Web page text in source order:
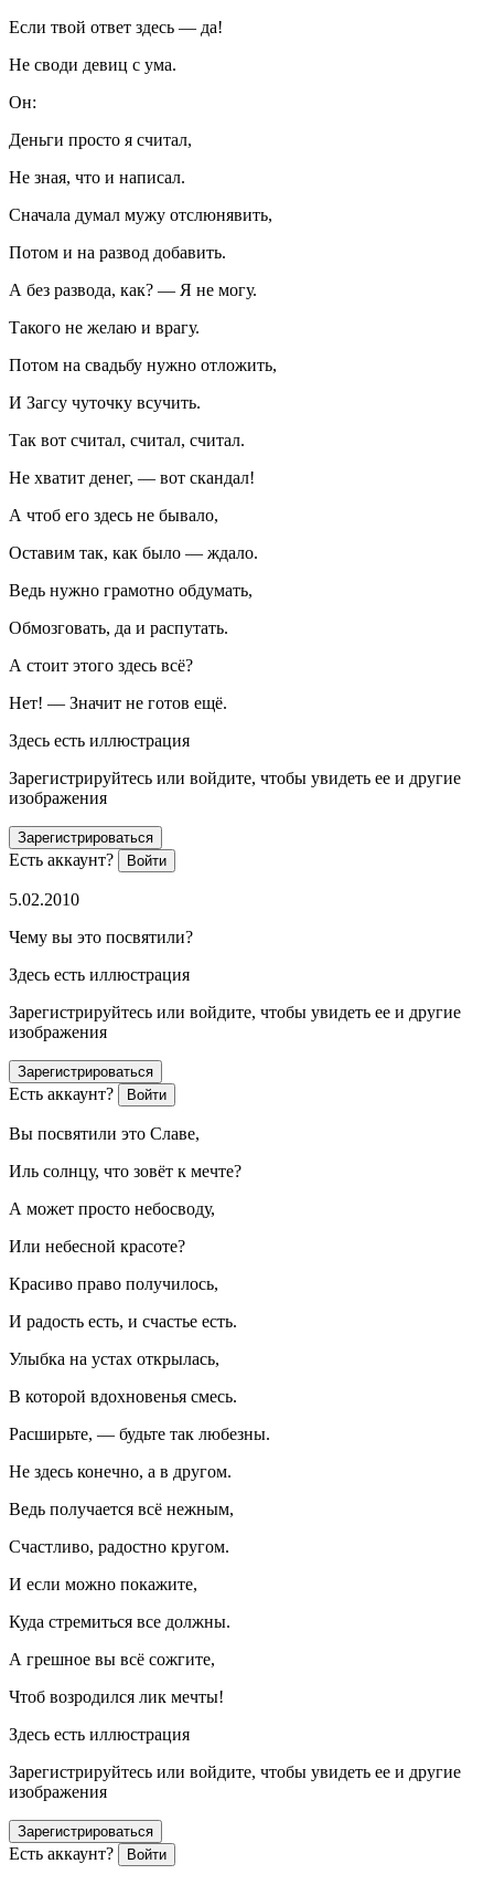
Если твой ответ здесь — да!
Не своди девиц с ума.
Он:
Деньги просто я считал,
Не зная, что и написал.
Сначала думал мужу отслюнявить,
Потом и на развод добавить.
А без развода, как? — Я не могу.
Такого не желаю и врагу.
Потом на свадьбу нужно отложить,
И Загсу чуточку всучить.
Так вот считал, считал, считал.
Не хватит денег, — вот скандал!
А чтоб его здесь не бывало,
Оставим так, как было — ждало.
Ведь нужно грамотно обдумать,
Обмозговать, да и распутать.
А стоит этого здесь всё?
Нет! — Значит не готов ещё.
Здесь есть иллюстрация
Зарегистрируйтесь или войдите, чтобы увидеть ее и другие
изображения
Зарегистрироваться
Есть аккаунт? Войти
5.02.2010
Чему вы это посвятили?
Здесь есть иллюстрация
Зарегистрируйтесь или войдите, чтобы увидеть ее и другие
изображения
Зарегистрироваться
Есть аккаунт? Войти
Вы посвятили это Славе,
Иль солнцу, что зовёт к мечте?
А может просто небосводу,
Или небесной красоте?
Красиво право получилось,
И радость есть, и счастье есть.
Улыбка на устах открылась,
В которой вдохновенья смесь.
Расширьте, — будьте так любезны.
Не здесь конечно, а в другом.
Ведь получается всё нежным,
Счастливо, радостно кругом.
И если можно покажите,
Куда стремиться все должны.
А грешное вы всё сожгите,
Чтоб возродился лик мечты!
Здесь есть иллюстрация
Зарегистрируйтесь или войдите, чтобы увидеть ее и другие
изображения
Зарегистрироваться
Есть аккаунт? Войти